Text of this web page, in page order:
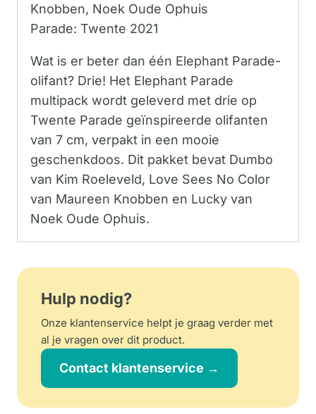
Knobben, Noek Oude Ophuis
Parade: Twente 2021
Wat is er beter dan één Elephant Parade-
olifant? Drie! Het Elephant Parade
multipack wordt geleverd met drie op
Twente Parade geïnspireerde olifanten
van 7 cm, verpakt in een mooie
geschenkdoos. Dit pakket bevat Dumbo
van Kim Roeleveld, Love Sees No Color
van Maureen Knobben en Lucky van
Noek Oude Ophuis.
Hulp nodig?
Onze klantenservice helpt je graag verder met
al je vragen over dit product.
Contact klantenservice →